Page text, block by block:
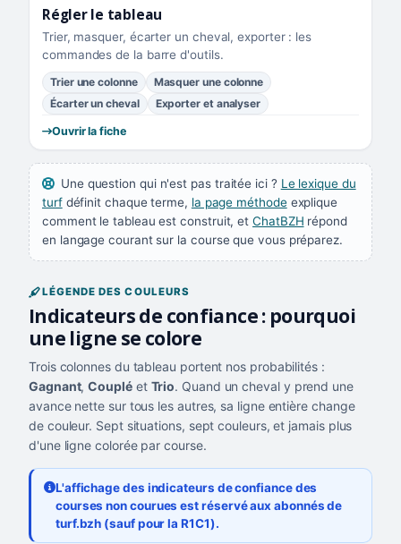
Régler le tableau
Trier, masquer, écarter un cheval, exporter : les
commandes de la barre d'outils.
Trier une colonne
Masquer une colonne
Écarter un cheval
Exporter et analyser
Ouvrir la fiche
Une question qui n'est pas traitée ici ? Le lexique du
turfdéfinit chaque terme, la page méthodeexplique
comment le tableau est construit, etChatBZH répond
en langage courant sur la course que vous préparez.
LÉGENDE DES COULEURS
Indicateurs de confiance : pourquoi
une ligne se colore
Trois colonnes du tableau portent nos probabilités :
Gagnant,Coupléet Trio. Quand un cheval y prend une
avance nette sur tous les autres, sa ligne entière change
de couleur. Sept situations, sept couleurs, et jamais plus
d'une ligne colorée par course.
L'affichage des indicateurs de confiance des
courses non courues est réservé aux abonnés de
turf.bzh (sauf pour la R1C1).